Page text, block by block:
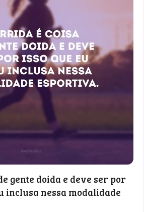
gente doida e deve ser por
inclusa nessa modalidade